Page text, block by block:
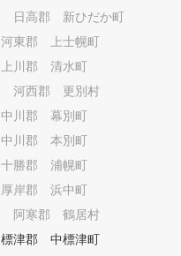
日高郡 新ひだか町
河東郡 上士幌町
上川郡 清水町
河西郡 更別村
中川郡 幕別町
中川郡 本別町
十勝郡 浦幌町
厚岸郡 浜中町
阿寒郡 鶴居村
標津郡 中標津町